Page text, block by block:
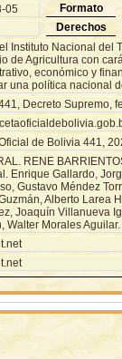
05 Formato
Derechos
Instituto Nacional del
de Agricultura con
económico y
una política nacional
Decreto Supremo,
de Bolivia 441,
RENE
Enrique Gallardo,
Gustavo Méndez
Alberto Larea
Joaquín Villanueva
Walter Morales Aguilar.